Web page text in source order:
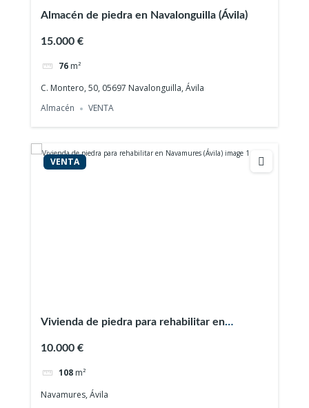
Almacén de piedra en Navalonguilla (Ávila)
15.000 €
76 m²
C. Montero, 50, 05697 Navalonguilla, Ávila
Almacén
VENTA
VENTA
Vivienda de piedra para rehabilitar en
10.000 €
108 m²
Navamures, Ávila